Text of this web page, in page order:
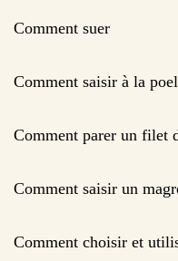
Comment suer
Comment saisir à la
Comment parer un filet
Comment saisir un
Comment choisir et